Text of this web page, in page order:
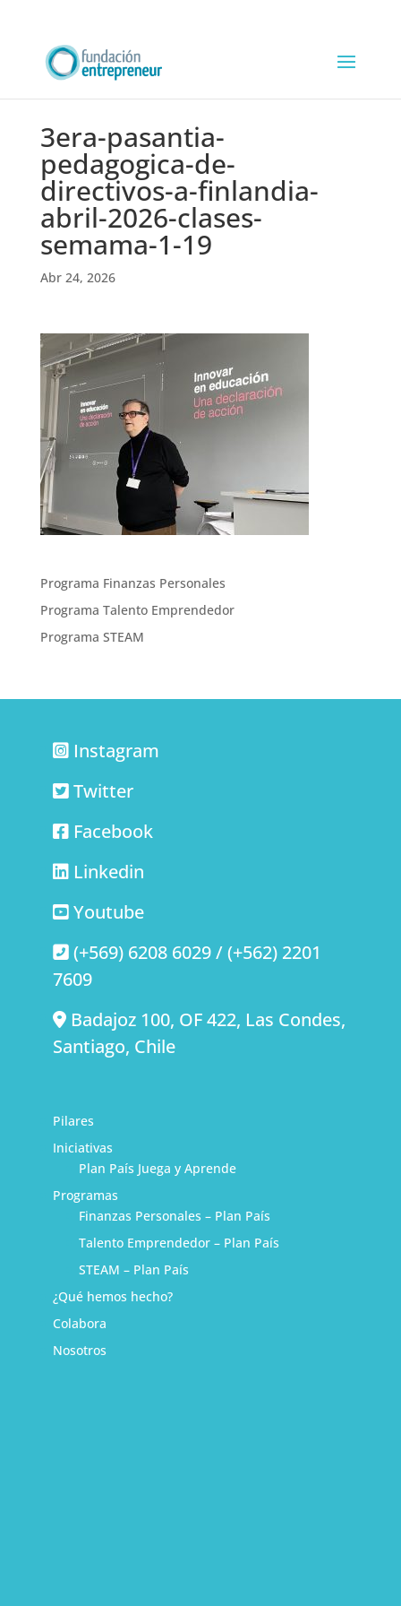
3era-pasantia-
pedagogica-de-
directivos-a-finlandia-
abril-2026-clases-
semama-1-19
Abr 24, 2026
Programa Finanzas Personales
Programa Talento Emprendedor
Programa STEAM
Instagram
Twitter
Facebook
Linkedin
Youtube
(+569) 6208 6029 / (+562) 2201
7609
Badajoz 100, OF 422, Las Condes,
Santiago, Chile
Pilares
Iniciativas
Plan País Juega y Aprende
Programas
Finanzas Personales – Plan País
Talento Emprendedor – Plan País
STEAM – Plan País
¿Qué hemos hecho?
Colabora
Nosotros